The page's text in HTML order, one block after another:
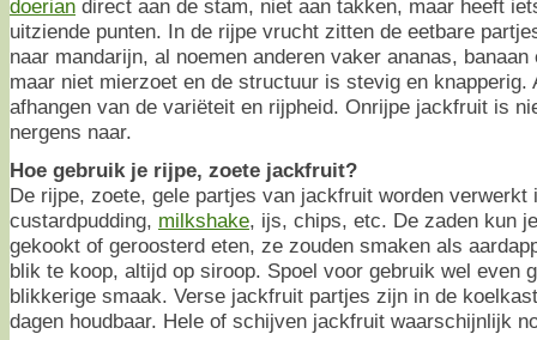
doerian direct aan de stam, niet aan takken, maar heeft
uitziende punten. In de rijpe vrucht zitten de eetbare
naar mandarijn, al noemen anderen vaker ananas,
maar niet mierzoet en de structuur is stevig en knapperig.
afhangen van de variëteit en rijpheid. Onrijpe jackfruit is
nergens naar.
Hoe gebruik je rijpe, zoete jackfruit?
De rijpe, zoete, gele partjes van jackfruit worden
custardpudding, milkshake, ijs, chips, etc. De zaden kun
gekookt of geroosterd eten, ze zouden smaken als
blik te koop, altijd op siroop. Spoel voor gebruik wel even
blikkerige smaak. Verse jackfruit partjes zijn in de
dagen houdbaar. Hele of schijven jackfruit waarschijnlijk